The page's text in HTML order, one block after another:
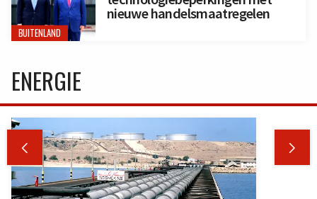
BUITENLAND
nieuwe handelsmaatregelen
ENERGIE
 